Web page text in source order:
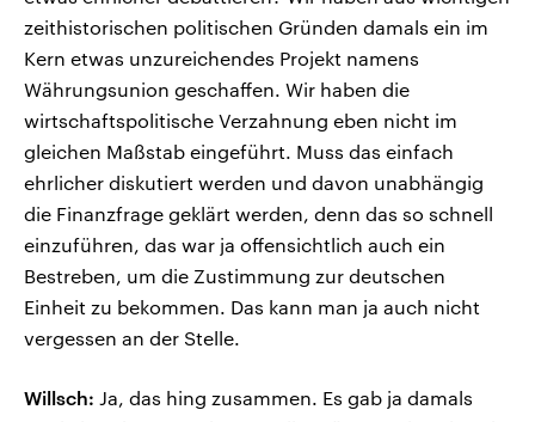
zeithistorischen politischen Gründen damals ein im
Kern etwas unzureichendes Projekt namens
Währungsunion geschaffen. Wir haben die
wirtschaftspolitische Verzahnung eben nicht im
gleichen Maßstab eingeführt. Muss das einfach
ehrlicher diskutiert werden und davon unabhängig
die Finanzfrage geklärt werden, denn das so schnell
einzuführen, das war ja offensichtlich auch ein
Bestreben, um die Zustimmung zur deutschen
Einheit zu bekommen. Das kann man ja auch nicht
vergessen an der Stelle.
Willsch: Ja, das hing zusammen. Es gab ja damals